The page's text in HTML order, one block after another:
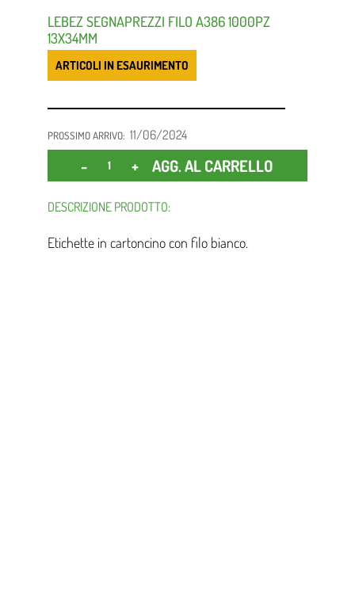
LEBEZ SEGNAPREZZI FILO A386 1000PZ
13X34MM
ARTICOLI IN ESAURIMENTO
PROSSIMO ARRIVO: 11/06/2024
Quantità
AGG. AL CARRELLO
DESCRIZIONE PRODOTTO:
Etichette in cartoncino con filo bianco.